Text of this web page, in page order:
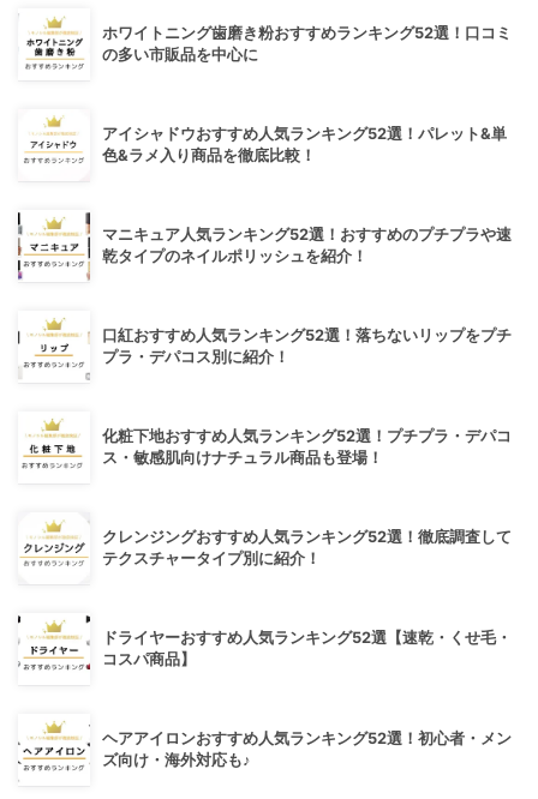
ホワイトニング歯磨き粉おすすめランキング52選！口コミ
の多い市販品を中心に
アイシャドウおすすめ人気ランキング52選！パレット&単
色&ラメ入り商品を徹底比較！
マニキュア人気ランキング52選！おすすめのプチプラや速
乾タイプのネイルポリッシュを紹介！
口紅おすすめ人気ランキング52選！落ちないリップをプチ
プラ・デパコス別に紹介！
化粧下地おすすめ人気ランキング52選！プチプラ・デパコ
ス・敏感肌向けナチュラル商品も登場！
クレンジングおすすめ人気ランキング52選！徹底調査して
テクスチャータイプ別に紹介！
ドライヤーおすすめ人気ランキング52選【速乾・くせ毛・
コスパ商品】
ヘアアイロンおすすめ人気ランキング52選！初心者・メン
ズ向け・海外対応も♪